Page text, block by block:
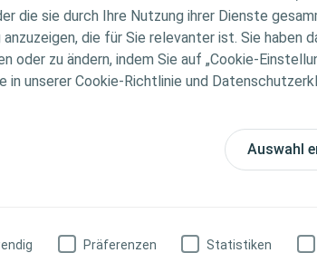
die sie durch Ihre Nutzung ihrer Dienste
anzuzeigen, die für Sie relevanter ist. Sie haben
oder zu ändern, indem Sie auf „Cookie-
in unserer Cookie-Richtlinie und
Auswahl
Präferenzen Statistiken
medizinischen Rat. Die
liegt bei den medizinischen
zu den vorgestellten
Produkte im
Überblick